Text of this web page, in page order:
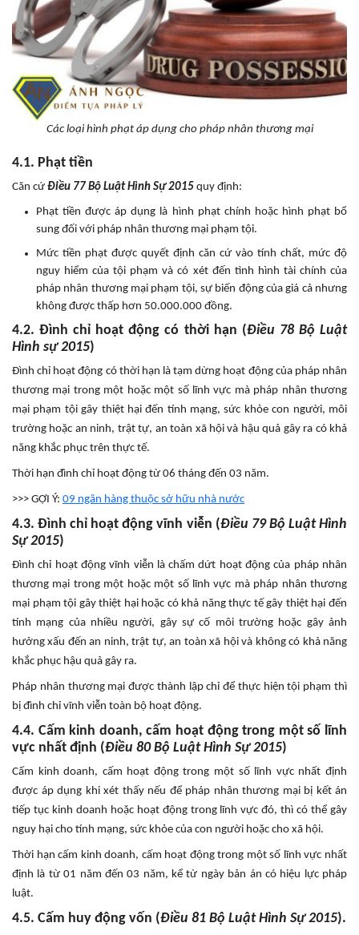
Các loại hình phạt áp dụng cho pháp nhân thương mại
4.1. Phạt tiền
Căn cứ Điều 77 Bộ Luật Hình Sự 2015 quy định:
Phạt tiền được áp dụng là hình phạt chính hoặc hình phạt bổ
sung đối với pháp nhân thương mại phạm tội.
Mức tiền phạt được quyết định căn cứ vào tính chất, mức độ
nguy hiểm của tội phạm và có xét đến tình hình tài chính của
pháp nhân thương mại phạm tội, sự biến động của giá cả nhưng
không được thấp hơn 50.000.000 đồng.
4.2. Đình chỉ hoạt động có thời hạn (Điều 78 Bộ Luật
Hình sự 2015)
Đình chỉ hoạt động có thời hạn là tạm dừng hoạt động của pháp nhân
thương mại trong một hoặc một số lĩnh vực mà pháp nhân thương
mại phạm tội gây thiệt hại đến tính mạng, sức khỏe con người, môi
trường hoặc an ninh, trật tự, an toàn xã hội và hậu quả gây ra có khả
năng khắc phục trên thực tế.
Thời hạn đình chỉ hoạt động từ 06 tháng đến 03 năm.
>>> GỢI Ý: 09 ngân hàng thuộc sở hữu nhà nước
4.3. Đình chỉ hoạt động vĩnh viễn (Điều 79 Bộ Luật Hình
Sự 2015)
Đình chỉ hoạt động vĩnh viễn là chấm dứt hoạt động của pháp nhân
thương mại trong một hoặc một số lĩnh vực mà pháp nhân thương
mại phạm tội gây thiệt hại hoặc có khả năng thực tế gây thiệt hại đến
tính mạng của nhiều người, gây sự cố môi trường hoặc gây ảnh
hưởng xấu đến an ninh, trật tự, an toàn xã hội và không có khả năng
khắc phục hậu quả gây ra.
Pháp nhân thương mại được thành lập chỉ để thực hiện tội phạm thì
bị đình chỉ vĩnh viễn toàn bộ hoạt động.
4.4. Cấm kinh doanh, cấm hoạt động trong một số lĩnh
vực nhất định (Điều 80 Bộ Luật Hình Sự 2015)
Cấm kinh doanh, cấm hoạt động trong một số lĩnh vực nhất định
được áp dụng khi xét thấy nếu để pháp nhân thương mại bị kết án
tiếp tục kinh doanh hoặc hoạt động trong lĩnh vực đó, thì có thể gây
nguy hại cho tính mạng, sức khỏe của con người hoặc cho xã hội.
Thời hạn cấm kinh doanh, cấm hoạt động trong một số lĩnh vực nhất
định là từ 01 năm đến 03 năm, kể từ ngày bản án có hiệu lực pháp
luật.
4.5. Cấm huy động vốn (Điều 81 Bộ Luật Hình Sự 2015).